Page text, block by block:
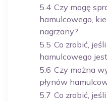
5.4 Czy mogę
hamulcowego,
nagrzany?
5.5 Co zrobić,
hamulcowego
5.6 Czy można
płynów
5.7 Co zrobić,